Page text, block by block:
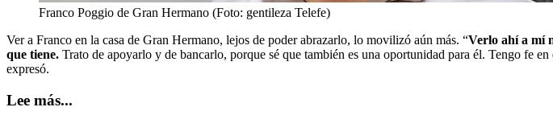
Franco Poggio de Gran Hermano (Foto: gentileza Telefe)
Ver a Franco en la casa de Gran Hermano, lejos de poder abrazarlo, lo movilizó aún más. “Verlo ahí a mí
que tiene. Trato de apoyarlo y de bancarlo, porque sé que también es una oportunidad para él. Tengo fe
expresó.
Lee más...